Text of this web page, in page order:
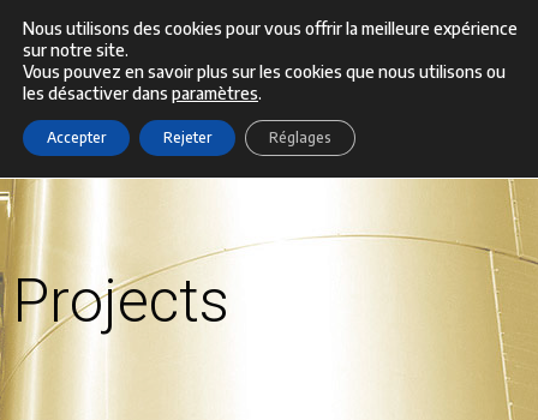
Aller
contenu
Menu
Projects
Nous utilisons des cookies pour vous offrir la meilleure expérience
sur notre site.
Vous pouvez en savoir plus sur les cookies que nous utilisons ou
les désactiver dans paramètres.
Accepter Rejeter Réglages